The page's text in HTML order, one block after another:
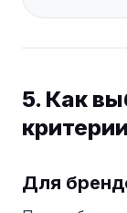
5. Как
Для